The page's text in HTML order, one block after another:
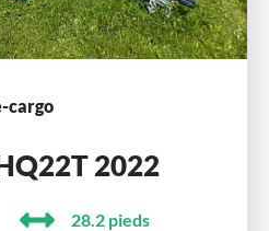
cargo
2022
28.2 pieds